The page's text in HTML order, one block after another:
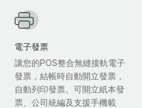
電子發票
讓您的POS整合無縫接軌電子
發票，結帳時自動開立發票，
自動列印發票。可開立紙本發
票、公司統編及支援手機載